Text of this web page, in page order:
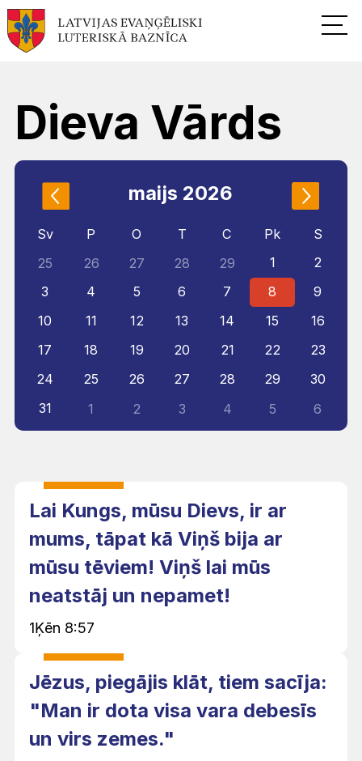
Dieva Vārds
Lai Kungs, mūsu Dievs, ir ar
mums, tāpat kā Viņš bija ar
mūsu tēviem! Viņš lai mūs
neatstāj un nepamet!
1Ķēn 8:57
Jēzus, piegājis klāt, tiem sacīja:
"Man ir dota visa vara debesīs
un virs zemes."
maijs 2026
Sv P O T C Pk
S
25
26 27 28 29 1
2
3
4 5 6 7 8
9
10
11 12 13 14 15
16
17
18 19 20 21 22
23
24
25 26 27 28 29
30
31
1 2 3 4 5 6